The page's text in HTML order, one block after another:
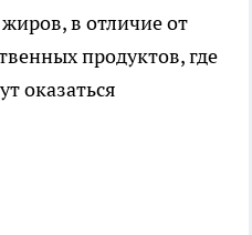
в отличие от
продуктов, где
оказаться